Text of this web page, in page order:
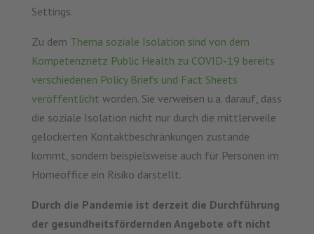
Settings.
Zu dem Thema soziale Isolation sind von dem
Kompetenznetz Public Health zu COVID-19 bereits
verschiedenen Policy Briefs und Fact Sheets
veröffentlicht worden. Sie verweisen u.a. darauf, dass
die soziale Isolation nicht nur durch die mittlerweile
gelockerten Kontaktbeschränkungen zustande
kommt, sondern beispielsweise auch für Personen im
Homeoffice ein Risiko darstellt.
Durch die Pandemie ist derzeit die Durchführung
der gesundheitsfördernden Angebote oft nicht